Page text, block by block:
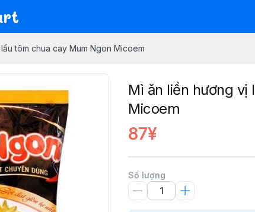
tôm chua cay Mum Ngon Micoem
Mì ăn liền hương
Micoem
87¥
Số lượng